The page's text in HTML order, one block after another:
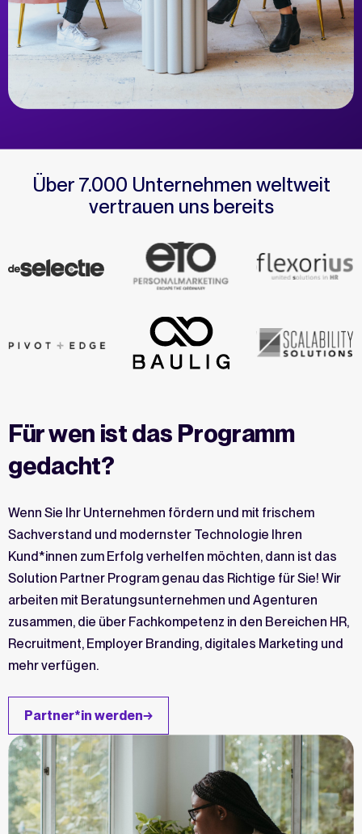
Über 7.000 Unternehmen weltweit
vertrauen uns bereits
Für wen ist das Programm
gedacht?
Wenn Sie Ihr Unternehmen fördern und mit frischem
Sachverstand und modernster Technologie Ihren
Kund*innen zum Erfolg verhelfen möchten, dann ist das
Solution Partner Program genau das Richtige für Sie! Wir
arbeiten mit Beratungsunternehmen und Agenturen
zusammen, die über Fachkompetenz in den Bereichen HR,
Recruitment, Employer Branding, digitales Marketing und
mehr verfügen.
Partner*in werden